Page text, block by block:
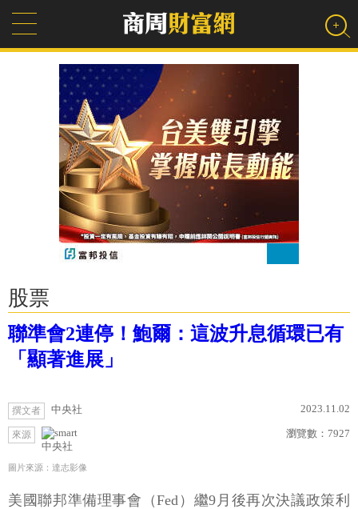
股票
聯準會2連停！鮑爾：這波升息循環已有
「顯著進展」
撰文者 中央社 2023.11.02
來源
中央社
瀏覽數： 7927
圖片來源：達志影像
美國聯邦準備理事會（Fed）繼9月後再次決議政策利